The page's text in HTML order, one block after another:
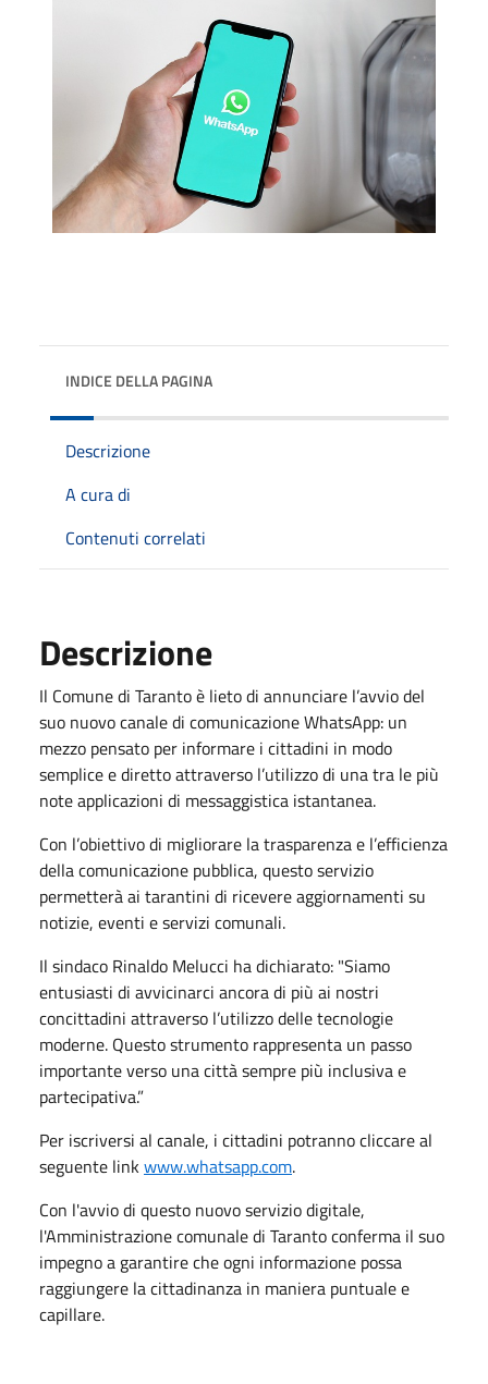
INDICE DELLA PAGINA
Descrizione
A cura di
Contenuti correlati
Descrizione
Il Comune di Taranto è lieto di annunciare l’avvio del
suo nuovo canale di comunicazione WhatsApp: un
mezzo pensato per informare i cittadini in modo
semplice e diretto attraverso l’utilizzo di una tra le più
note applicazioni di messaggistica istantanea.
Con l’obiettivo di migliorare la trasparenza e l’efficienza
della comunicazione pubblica, questo servizio
permetterà ai tarantini di ricevere aggiornamenti su
notizie, eventi e servizi comunali.
Il sindaco Rinaldo Melucci ha dichiarato: "Siamo
entusiasti di avvicinarci ancora di più ai nostri
concittadini attraverso l’utilizzo delle tecnologie
moderne. Questo strumento rappresenta un passo
importante verso una città sempre più inclusiva e
partecipativa.”
Per iscriversi al canale, i cittadini potranno cliccare al
seguente linkwww.whatsapp.com.
Con l'avvio di questo nuovo servizio digitale,
l'Amministrazione comunale di Taranto conferma il suo
impegno a garantire che ogni informazione possa
raggiungere la cittadinanza in maniera puntuale e
capillare.